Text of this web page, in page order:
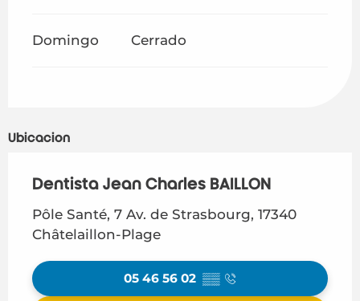
Domingo Cerrado
Ubicación
Dentista Jean Charles BAILLON
Pôle Santé, 7 Av. de Strasbourg, 17340
Châtelaillon-Plage
05 46 56 02 ▒▒